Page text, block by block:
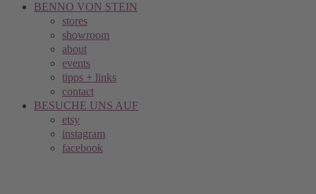
BENNO VON STEIN
stores
showroom
about
events
tipps + links
contact
BESUCHE UNS AUF
etsy
instagram
facebook